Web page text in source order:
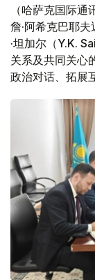
（哈萨克国际
詹·阿希克巴耶
·坦加尔（Y.K.
关系及共同关心
政治对话、拓展